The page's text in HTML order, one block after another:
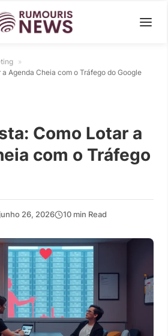
»
Agenda Cheia com o Tráfego do Google
Como Lotar a
com o Tráfego
junho 26, 2026 10 min Read